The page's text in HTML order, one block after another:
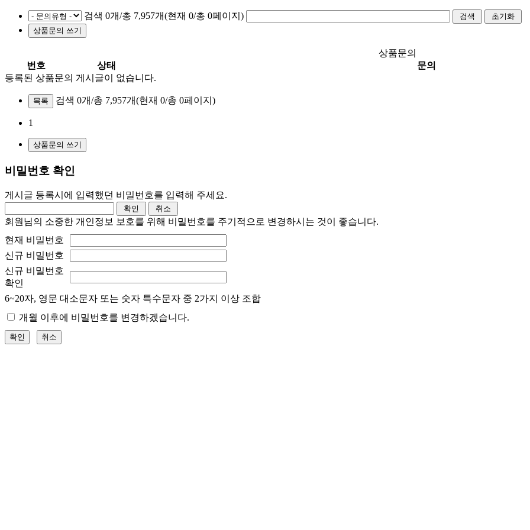
검색 0개/총 7,957개(현재 0/총 0페이지)
상품문의
번호
상태
문의
등록된 상품문의 게시글이 없습니다.
목록 검색 0개/총 7,957개(현재 0/총 0페이지)
1
비밀번호 확인
게시글 등록시에 입력했던 비밀번호를 입력해 주세요.
회원님의 소중한 개인정보 보호를 위해 비밀번호를 주기적으로 변경하시는 것이 좋습니다.
현재 비밀번호
신규 비밀번호
신규 비밀번호
확인
6~20자, 영문 대소문자 또는 숫자 특수문자 중 2가지 이상 조합
개월 이후에 비밀번호를 변경하겠습니다.
확인 취소